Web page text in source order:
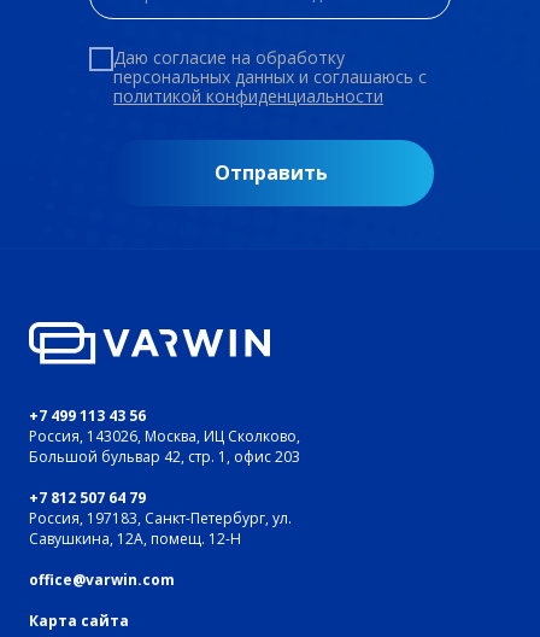
Даю согласие на обработку
персональных данных и соглашаюсь c
политикой конфиденциальности
Отправить
+7 499 113 43 56
Россия, 143026, Москва, ИЦ Сколково,
Большой бульвар 42, стр. 1, офис 203
+7 812 507 64 79
Россия, 197183, Санкт-Петербург, ул.
Савушкина, 12А, помещ. 12-Н
office@varwin.com
Карта сайта